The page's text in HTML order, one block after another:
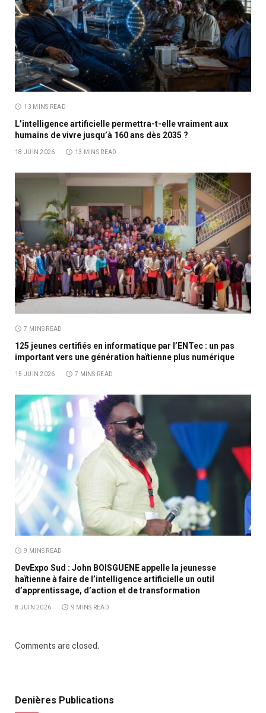
13 MINS READ
L’intelligence artificielle permettra-t-elle vraiment aux
humains de vivre jusqu’à 160 ans dès 2035 ?
18 JUIN 2026 13 MINS READ
7 MINS READ
125 jeunes certifiés en informatique par l’ENTec : un pas
important vers une génération haïtienne plus numérique
15 JUIN 2026 7 MINS READ
9 MINS READ
DevExpo Sud : John BOISGUENE appelle la jeunesse
haïtienne à faire de l’intelligence artificielle un outil
d’apprentissage, d’action et de transformation
8 JUIN 2026 9 MINS READ
Comments are closed.
Denières Publications